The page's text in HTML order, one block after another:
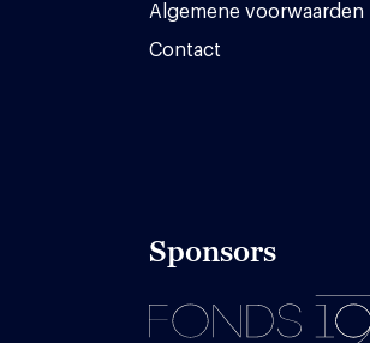
Algemene voorwaarden
Contact
Sponsors